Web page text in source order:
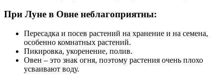
При Луне в Овне неблагоприятны:
Пересадка и посев растений на хранение и на семена,
особенно комнатных растений.
Пикировка, укоренение, полив.
Овен – это знак огня, поэтому растения очень плохо
усваивают воду.